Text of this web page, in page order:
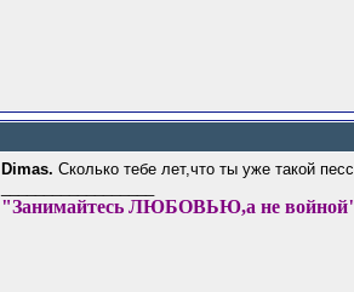
Dimas. Сколько тебе лет,что ты уже такой
"Занимайтесь ЛЮБОВЬЮ,а не